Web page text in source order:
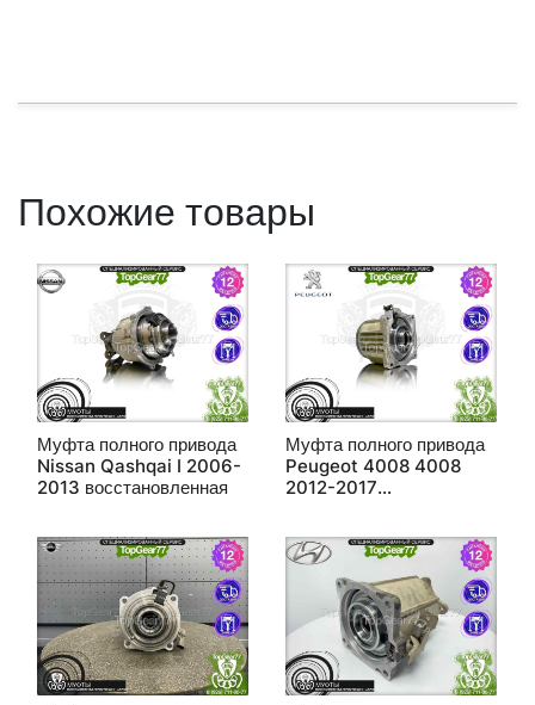
Похожие товары
Муфта полного привода
Nissan Qashqai I 2006-
2013 восстановленная
Муфта полного привода
Peugeot 4008 4008
2012-2017